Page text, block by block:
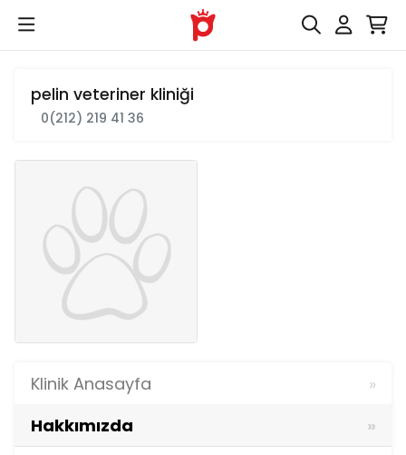
pelin veteriner kliniği
0(212) 219 41 36
Klinik Anasayfa
Hakkımızda